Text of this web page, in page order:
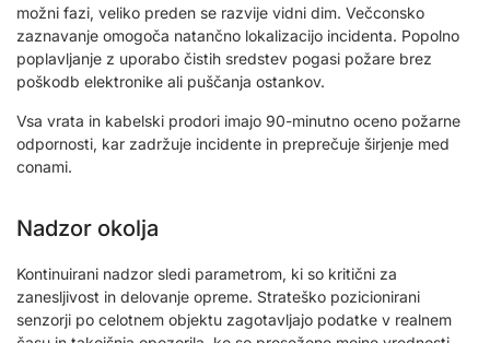
možni fazi, veliko preden se razvije vidni dim. Večconsko
zaznavanje omogoča natančno lokalizacijo incidenta. Popolno
poplavljanje z uporabo čistih sredstev pogasi požare brez
poškodb elektronike ali puščanja ostankov.
Vsa vrata in kabelski prodori imajo 90-minutno oceno požarne
odpornosti, kar zadržuje incidente in preprečuje širjenje med
conami.
Nadzor okolja
Kontinuirani nadzor sledi parametrom, ki so kritični za
zanesljivost in delovanje opreme. Strateško pozicionirani
senzorji po celotnem objektu zagotavljajo podatke v realnem